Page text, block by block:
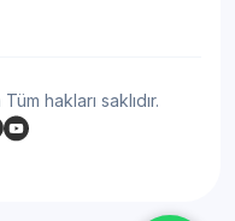
hakları saklıdır.